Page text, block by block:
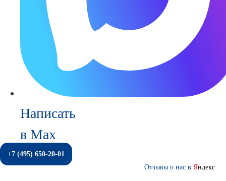
Написать
в Max
+7 (495) 650-20-01
Отзывы о нас в Яндекс